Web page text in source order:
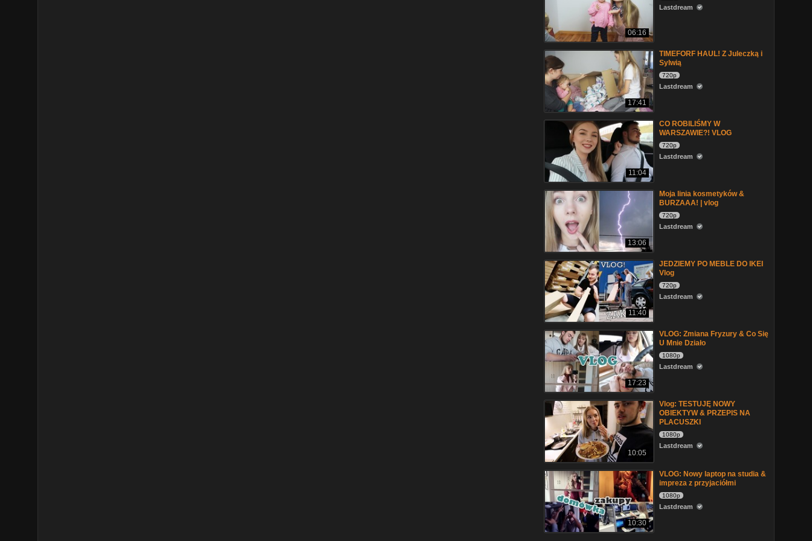
06:16
Lastdream
17:41
TIMEFORF HAUL! Z Juleczką i
Sylwią
720p
Lastdream
11:04
CO ROBILIŚMY W
WARSZAWIE?! VLOG
720p
Lastdream
13:06
Moja linia kosmetyków &
BURZAAA! | vlog
720p
Lastdream
11:40
JEDZIEMY PO MEBLE DO IKEI
Vlog
720p
Lastdream
17:23
VLOG: Zmiana Fryzury & Co Się
U Mnie Działo
1080p
Lastdream
10:05
Vlog: TESTUJĘ NOWY
OBIEKTYW & PRZEPIS NA
PLACUSZKI
1080p
Lastdream
10:30
VLOG: Nowy laptop na studia &
impreza z przyjaciółmi
1080p
Lastdream